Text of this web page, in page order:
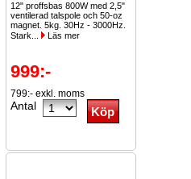
12" proffsbas 800W med 2,5"
ventilerad talspole och 50-oz
magnet. 5kg. 30Hz - 3000Hz.
Stark...
Läs mer
999:-
799:- exkl. moms
Antal